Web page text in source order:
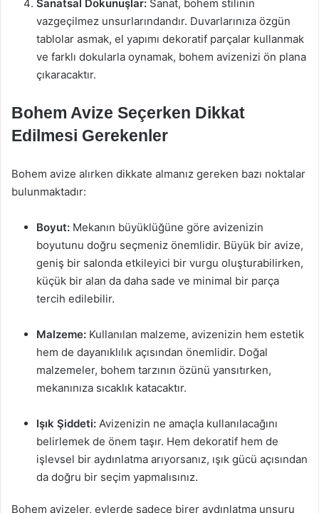
Sanatsal Dokunuşlar: Sanat, bohem stilinin
vazgeçilmez unsurlarındandır. Duvarlarınıza özgün
tablolar asmak, el yapımı dekoratif parçalar kullanmak
ve farklı dokularla oynamak, bohem avizenizi ön plana
çıkaracaktır.
Bohem Avize Seçerken Dikkat
Edilmesi Gerekenler
Bohem avize alırken dikkate almanız gereken bazı noktalar
bulunmaktadır:
Boyut: Mekanın büyüklüğüne göre avizenizin
boyutunu doğru seçmeniz önemlidir. Büyük bir avize,
geniş bir salonda etkileyici bir vurgu oluşturabilirken,
küçük bir alan da daha sade ve minimal bir parça
tercih edilebilir.
Malzeme: Kullanılan malzeme, avizenizin hem estetik
hem de dayanıklılık açısından önemlidir. Doğal
malzemeler, bohem tarzının özünü yansıtırken,
mekanınıza sıcaklık katacaktır.
Işık Şiddeti: Avizenizin ne amaçla kullanılacağını
belirlemek de önem taşır. Hem dekoratif hem de
işlevsel bir aydınlatma arıyorsanız, ışık gücü açısından
da doğru bir seçim yapmalısınız.
Bohem avizeler, evlerde sadece birer aydınlatma unsuru